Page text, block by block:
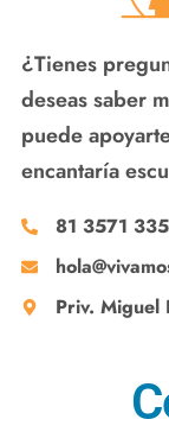
¿Tienes
deseas saber
puede
encantaría
81 3571
Priv. Miguel